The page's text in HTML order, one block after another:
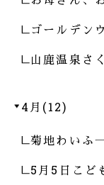
ゴールデン
山鹿温泉さ
4月(12)
菊地わいふ
5月5日こど